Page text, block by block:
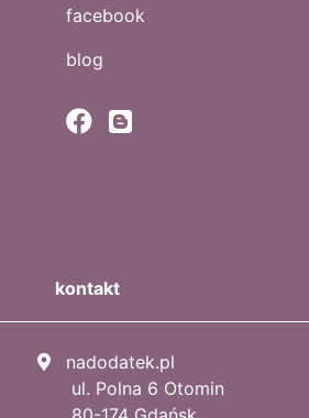
facebook
blog
kontakt
nadodatek.pl
ul. Polna 6 Otomin